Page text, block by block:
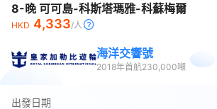
8-晚 可可島-科斯塔瑪雅-科蘇梅爾
HKD 4,333/人
海洋交響號
2018年首航230,000噸
出發日期